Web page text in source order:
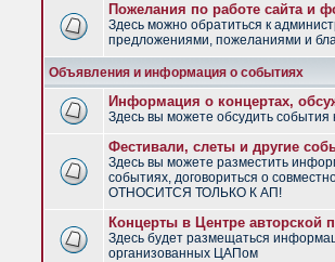
Пожелания по работе сайта и
Здесь можно обратиться к
предложениями, пожеланиями и
Объявления и информация о событиях
Информация о концертах,
Здесь вы можете обсудить
Фестивали, слеты и другие
Здесь вы можете разместить
событиях, договориться о
ОТНОСИТСЯ ТОЛЬКО К АП!
Концерты в Центре
Здесь будет размещаться
организованных ЦАПом